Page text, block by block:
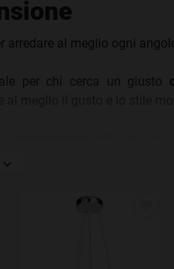
arredare al meglio ogni
per chi cerca un giusto